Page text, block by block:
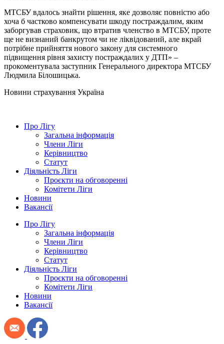
МТСБУ вдалось знайти рішення, яке дозволяє повністю або
хоча б частково компенсувати шкоду постраждалим, яким
заборгував страховик, що втратив членство в МТСБУ, проте
ще не визнаний банкрутом чи не ліквідований, але вкрай
потрібне прийняття нового закону для системного
підвищення рівня захисту постраждалих у ДТП» –
прокоментувала заступник Генерального директора МТСБУ
Людмила Білошицька.
Новини страхування Україна
Про Лігу
Загальна інформація
Члени Ліги
Керівництво
Статут
Діяльність Ліги
Проєкти на обговоренні
Комітети Ліги
Новини
Вакансії
Про Лігу
Загальна інформація
Члени Ліги
Керівництво
Статут
Діяльність Ліги
Проєкти на обговоренні
Комітети Ліги
Новини
Вакансії